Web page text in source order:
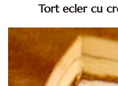
Tort ecler cu
Reteta tort ecler. Tort